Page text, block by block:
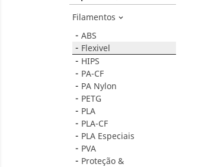
Filamentos 
ABS
Flexivel
HIPS
PA-CF
PA Nylon
PETG
PLA
PLA-CF
PLA Especiais
PVA
Proteção &